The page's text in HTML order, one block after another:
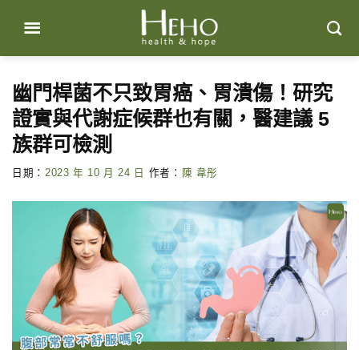
content
幽門桿菌不只致胃癌、胃潰傷！研究
證實與代謝症候群也有關，醫建議 5
族群可檢測
日期： 2023 年 10 月 24 日 作者： 陳 韋彤